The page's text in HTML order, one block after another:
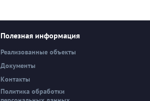
Полезная информация
Реализованные объекты
Документы
Контакты
Политика обработки